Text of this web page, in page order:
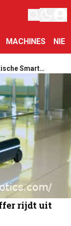
MACHINES
Smart
Uit Zichzelf Me
rijdt uit